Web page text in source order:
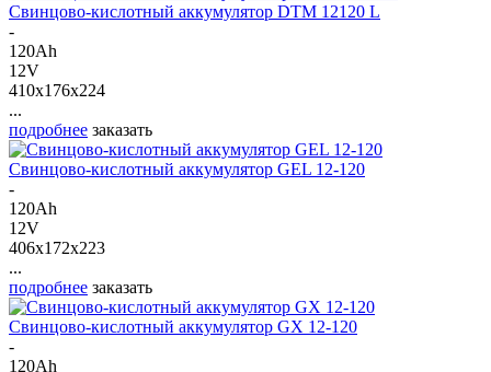
Свинцово-кислотный аккумулятор DTM 12120 L
-
120Ah
12V
410x176x224
...
подробнее заказать
Свинцово-кислотный аккумулятор GEL 12-120
-
120Ah
12V
406x172x223
...
подробнее заказать
Свинцово-кислотный аккумулятор GX 12-120
-
120Ah